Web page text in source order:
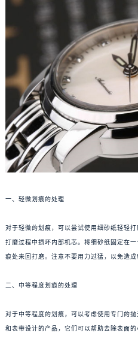
一、轻微划痕的处理
对于轻微的划痕，可以尝试使用细砂纸轻轻
打磨过程中损坏内部机芯。将细砂纸固定在
痕处来回打磨。注意不要用力过猛，以免造成
二、中等程度划痕的处理
对于中等程度的划痕，可以考虑使用专门的
和表带设计的产品，它们可以帮助去除表面